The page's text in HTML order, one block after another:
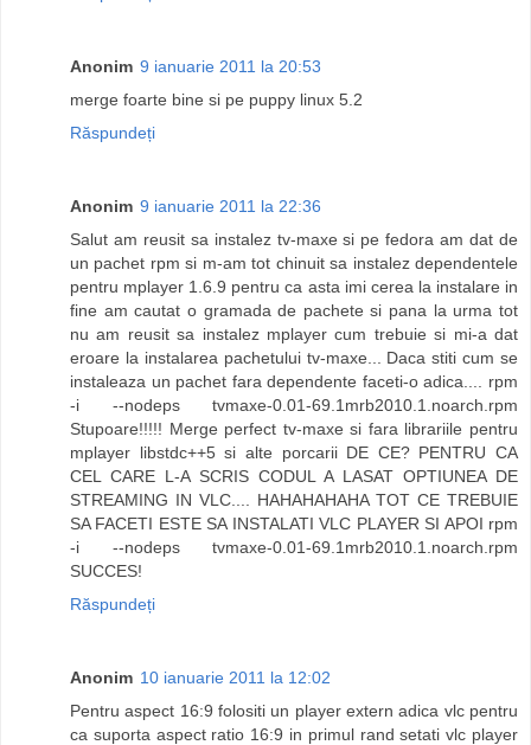
Anonim 9 ianuarie 2011 la 20:53
merge foarte bine si pe puppy linux 5.2
Răspundeți
Anonim 9 ianuarie 2011 la 22:36
Salut am reusit sa instalez tv-maxe si pe fedora am dat de
un pachet rpm si m-am tot chinuit sa instalez dependentele
pentru mplayer 1.6.9 pentru ca asta imi cerea la instalare in
fine am cautat o gramada de pachete si pana la urma tot
nu am reusit sa instalez mplayer cum trebuie si mi-a dat
eroare la instalarea pachetului tv-maxe... Daca stiti cum se
instaleaza un pachet fara dependente faceti-o adica.... rpm
-i --nodeps tvmaxe-0.01-69.1mrb2010.1.noarch.rpm
Stupoare!!!!! Merge perfect tv-maxe si fara librariile pentru
mplayer libstdc++5 si alte porcarii DE CE? PENTRU CA
CEL CARE L-A SCRIS CODUL A LASAT OPTIUNEA DE
STREAMING IN VLC.... HAHAHAHAHA TOT CE TREBUIE
SA FACETI ESTE SA INSTALATI VLC PLAYER SI APOI rpm
-i --nodeps tvmaxe-0.01-69.1mrb2010.1.noarch.rpm
SUCCES!
Răspundeți
Anonim 10 ianuarie 2011 la 12:02
Pentru aspect 16:9 folositi un player extern adica vlc pentru
ca suporta aspect ratio 16:9 in primul rand setati vlc player